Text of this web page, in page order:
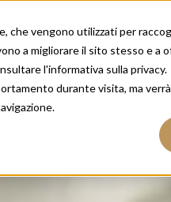
vengono utilizzati per
a migliorare il sito stesso e a
l'informativa sulla privacy.
durante visita, ma
Trattamenti Risultati